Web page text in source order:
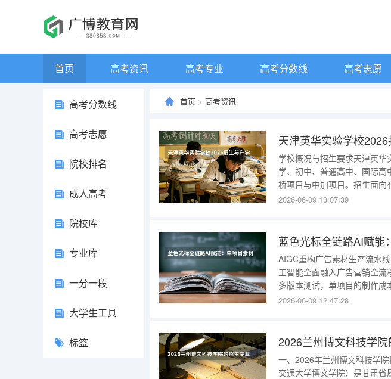
首页 高考资讯 高考专业 高考分数线 高考志愿
高考分数线
高考志愿
院校排名
成人高考
院校库
专业库
一分一段
大学生工具
标签
首页 > 高考资讯
天津英华实验学校
学校概况与招生要求天津英
学、初中、普通高中、国际
桥项目与中加项目。招生面
学生的学术基础、英语能力与
918,450加币
2026-06-09 13:07:39
蓝色光标全链路AI赋能
AIGC重构广告素材生产流水
工智能全面融入广告营销全
多版本测试，单项目的制作
模化且高质量的内容产出能力
中，AI驱动的
2026-06-09 12:47:28
2026兰州博文科技学
一、2026年兰州博文科技学
交通大学博文学院）是甘肃